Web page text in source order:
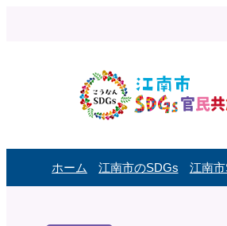
ホーム 江南市のSDGs 江南